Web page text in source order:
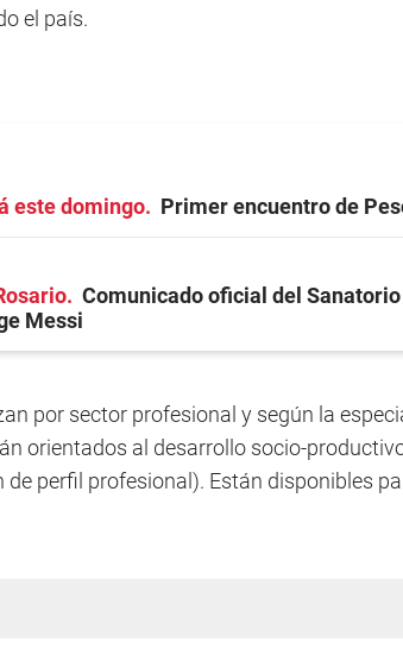
el país.
este domingo Primer encuentro de
Comunicado oficial del
Messi
por sector profesional y según la
orientados al desarrollo socio-
de perfil profesional). Están disponibles